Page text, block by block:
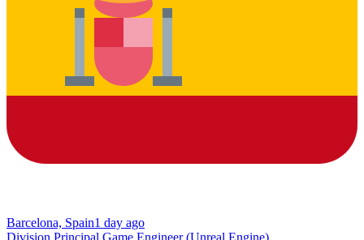
Barcelona, Spain1 day ago
Division Principal Game Engineer (Unreal Engine)